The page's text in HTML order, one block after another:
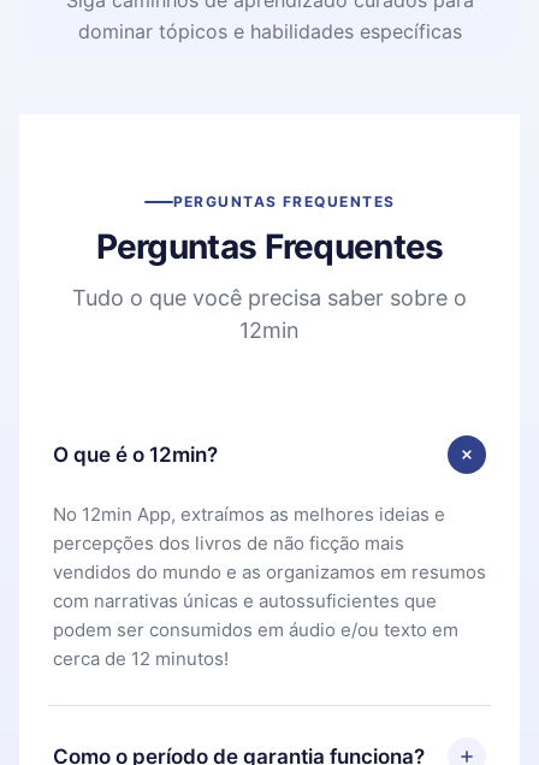
dominar tópicos e habilidades específicas
PERGUNTAS FREQUENTES
Perguntas Frequentes
Tudo o que você precisa saber sobre o
12min
O que é o 12min?
No 12min App, extraímos as melhores ideias e
percepções dos livros de não ficção mais
vendidos do mundo e as organizamos em resumos
com narrativas únicas e autossuficientes que
podem ser consumidos em áudio e/ou texto em
cerca de 12 minutos!
Como o período de garantia funciona?